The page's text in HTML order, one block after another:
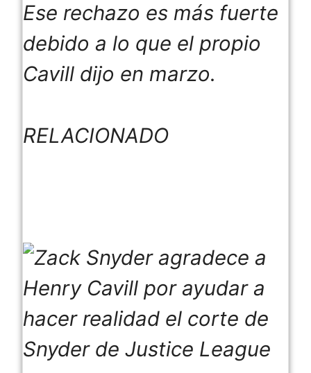
Ese rechazo es más fuerte
debido a lo que el propio
Cavill dijo en marzo.
RELACIONADO